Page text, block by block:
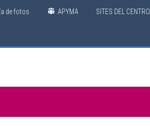
de fotos APYMA SITES DEL CENTRO